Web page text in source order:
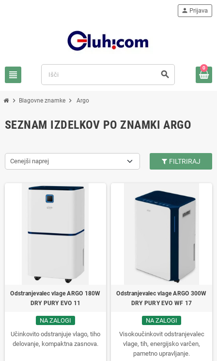
view_headline search
person Prijava
0
chevron_right Blagovne znamke chevron_right Argo
SEZNAM IZDELKOV PO ZNAMKI ARGO
Cenejši naprej FILTRIRAJ
Odstranjevalec vlage ARGO 180W
DRY PURY EVO 11
NA ZALOGI
Učinkovito odstranjuje vlago, tiho
delovanje, kompaktna zasnova.
Odstranjevalec vlage ARGO 300W
DRY PURY EVO WF 17
NA ZALOGI
Visokoučinkovit odstranjevalec
vlage, tih, energijsko varčen,
pametno upravljanje.